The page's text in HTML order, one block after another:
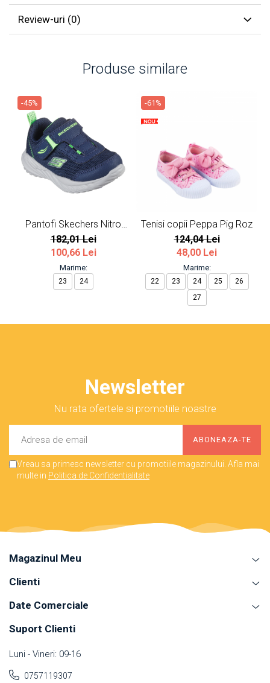
Review-uri (0)
Produse similare
-45%
Pantofi Skechers Nitro
Sprint
182,01 Lei
100,66 Lei
Marime:
23 24
-61%
Tenisi copii Peppa Pig Roz
124,04 Lei
48,00 Lei
Marime:
22 23 24 25
26
27
Newsletter
Nu rata ofertele si promotiile noastre
Vreau sa primesc newsletter cu promotiile magazinului. Afla mai
multe in Politica de Confidentialitate
Magazinul Meu
Clienti
Date Comerciale
Suport Clienti
Luni - Vineri: 09-16
0757119307